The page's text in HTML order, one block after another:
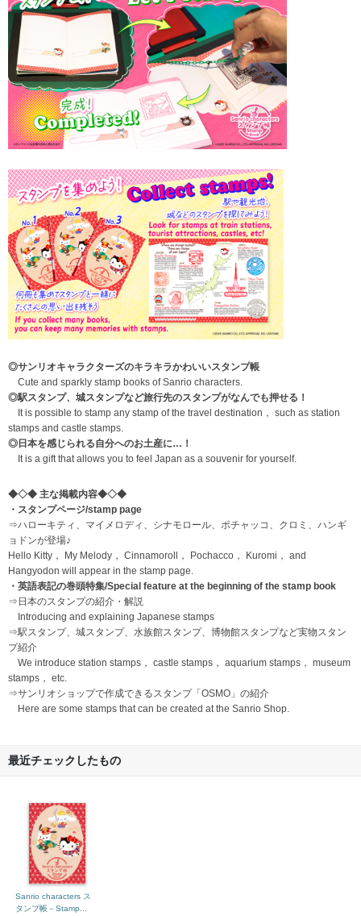
◎サンリオキャラクターズのキラキラかわいいスタンプ帳
Cute and sparkly stamp books of Sanrio characters.
◎駅スタンプ、城スタンプなど旅行先のスタンプがなんでも押せる！
It is possible to stamp any stamp of the travel destination， such as station
stamps and castle stamps.
◎日本を感じられる自分へのお土産に…！
It is a gift that allows you to feel Japan as a souvenir for yourself.
◆◇◆ 主な掲載内容◆◇◆
・スタンプページ/stamp page
⇒ハローキティ、マイメロディ、シナモロール、ポチャッコ、クロミ、ハンギ
ョドンが登場♪
Hello Kitty， My Melody， Cinnamoroll， Pochacco， Kuromi， and
Hangyodon will appear in the stamp page.
・英語表記の巻頭特集/Special feature at the beginning of the stamp book
⇒日本のスタンプの紹介・解説
Introducing and explaining Japanese stamps
⇒駅スタンプ、城スタンプ、水族館スタンプ、博物館スタンプなど実物スタン
プ紹介
We introduce station stamps， castle stamps， aquarium stamps， museum
stamps， etc.
⇒サンリオショップで作成できるスタンプ「OSMO」の紹介
Here are some stamps that can be created at the Sanrio Shop.
最近チェックしたもの
Sanrio characters ス
タンプ帳－Stamp...